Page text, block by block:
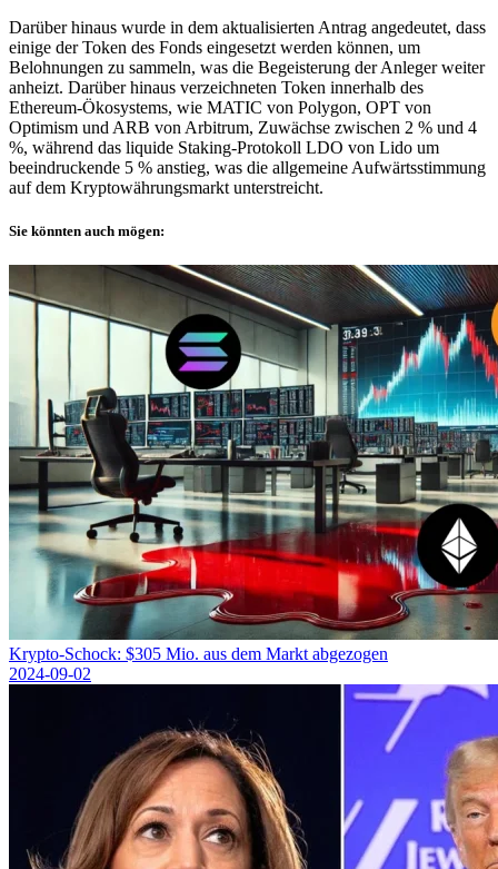
Darüber hinaus wurde in dem aktualisierten Antrag angedeutet, dass
einige der Token des Fonds eingesetzt werden können, um
Belohnungen zu sammeln, was die Begeisterung der Anleger weiter
anheizt. Darüber hinaus verzeichneten Token innerhalb des
Ethereum-Ökosystems, wie MATIC von Polygon, OPT von
Optimism und ARB von Arbitrum, Zuwächse zwischen 2 % und 4
%, während das liquide Staking-Protokoll LDO von Lido um
beeindruckende 5 % anstieg, was die allgemeine Aufwärtsstimmung
auf dem Kryptowährungsmarkt unterstreicht.
Sie könnten auch mögen:
Krypto-Schock: $305 Mio. aus dem Markt abgezogen
2024-09-02